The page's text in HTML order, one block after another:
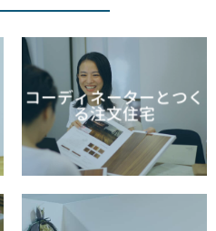
コーディネーターとつく
る注文住宅